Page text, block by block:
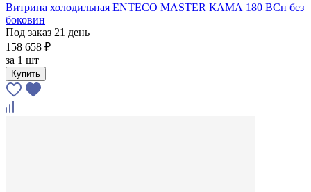
Витрина холодильная ENTECO MASTER КАМА 180 BCн без
боковин
Под заказ 21 день
158 658 ₽
за 1 шт
Купить